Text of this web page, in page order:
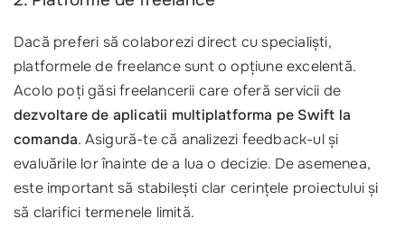
Dacă preferi să colaborezi direct cu specialiști,
platformele de freelance sunt o opțiune excelentă.
Acolo poți găsi freelancerii care oferă servicii de
dezvoltare de aplicatii multiplatforma pe Swift la
comanda. Asigură-te că analizezi feedback-ul și
evaluările lor înainte de a lua o decizie. De asemenea,
este important să stabilești clar cerințele proiectului și
să clarifici termenele limită.